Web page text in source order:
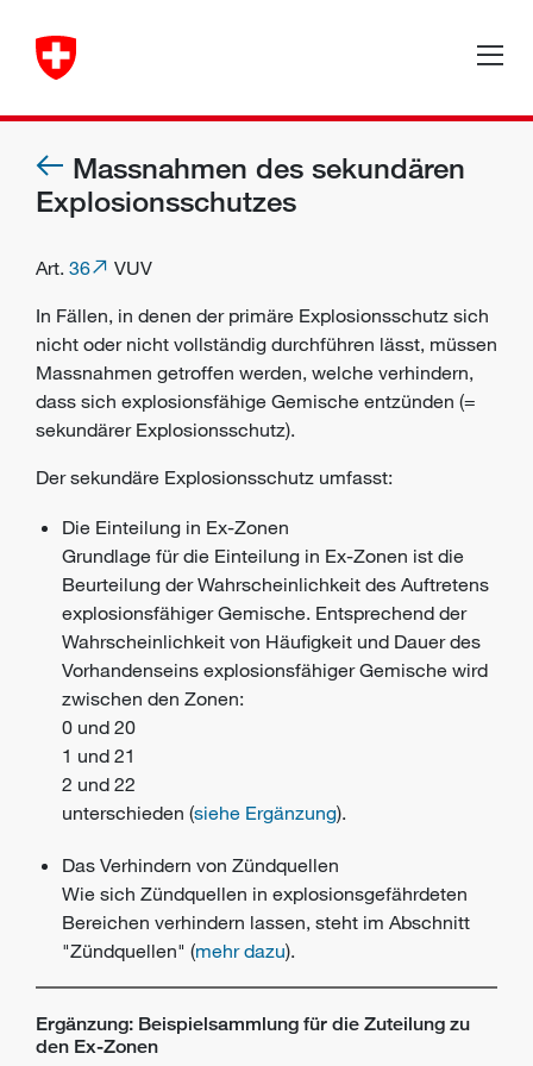
Massnahmen des sekundären
Explosionsschutzes
Art. 36
VUV
In Fällen, in denen der primäre Explosionsschutz sich
nicht oder nicht vollständig durchführen lässt, müssen
Massnahmen getroffen werden, welche verhindern,
dass sich explosionsfähige Gemische entzünden (=
sekundärer Explosionsschutz).
Der sekundäre Explosionsschutz umfasst:
Die Einteilung in Ex-Zonen
Grundlage für die Einteilung in Ex-Zonen ist die
Beurteilung der Wahrscheinlichkeit des Auftretens
explosionsfähiger Gemische. Entsprechend der
Wahrscheinlichkeit von Häufigkeit und Dauer des
Vorhandenseins explosionsfähiger Gemische wird
zwischen den Zonen:
0 und 20
1 und 21
2 und 22
unterschieden (siehe Ergänzung).
Das Verhindern von Zündquellen
Wie sich Zündquellen in explosionsgefährdeten
Bereichen verhindern lassen, steht im Abschnitt
"Zündquellen" (mehr dazu).
Ergänzung: Beispielsammlung für die Zuteilung zu
den Ex-Zonen